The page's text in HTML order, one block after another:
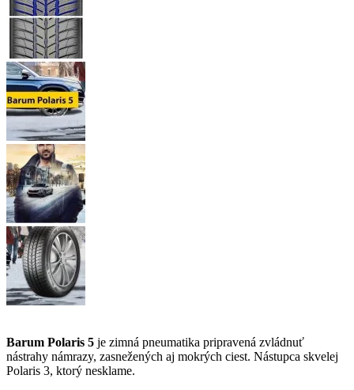
Barum Polaris 5 je zimná pneumatika pripravená zvládnuť
nástrahy námrazy, zasnežených aj mokrých ciest. Nástupca skvelej
Polaris 3, ktorý nesklame.